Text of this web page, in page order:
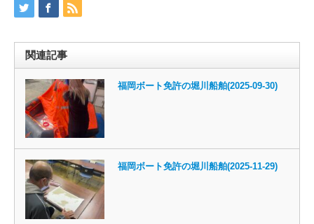
関連記事
福岡ボート免許の堀川船舶(2025-09-30)
福岡ボート免許の堀川船舶(2025-11-29)